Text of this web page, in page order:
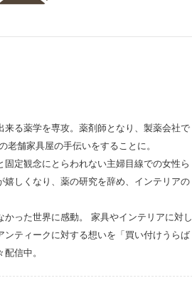
る薬学を専攻。薬剤師となり、製薬会社で
舗家具屋の手伝いをすることに。
定観念にとらわれない主婦目線での女性ら
しくなり、薬の研究を辞め、インテリアの
った世界に感動。 家具やインテリアに対し
ティークに対する想いを「買い付けうらば
信中。